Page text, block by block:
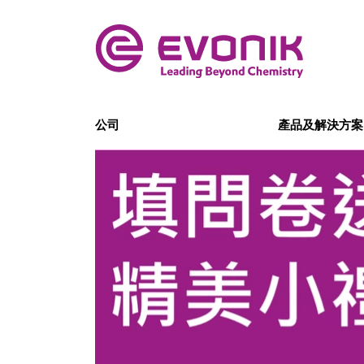
公司 產品及解決方案